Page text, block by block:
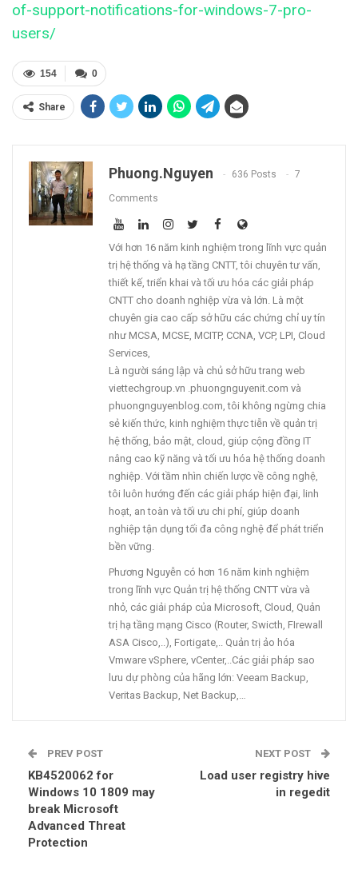
of-support-notifications-for-windows-7-pro-
users/
0
154
Share
Phuong.nguyen 636 Posts 7
Comments
Với hơn 16 năm kinh nghiệm trong lĩnh vực quản
trị hệ thống và hạ tầng CNTT, tôi chuyên tư vấn,
thiết kế, triển khai và tối ưu hóa các giải pháp
CNTT cho doanh nghiệp vừa và lớn. Là một
chuyên gia cao cấp sở hữu các chứng chỉ uy tín
như MCSA, MCSE, MCITP, CCNA, VCP, LPI, Cloud
Services,
Là người sáng lập và chủ sở hữu trang web
viettechgroup.vn .phuongnguyenit.com và
phuongnguyenblog.com, tôi không ngừng chia
sẻ kiến thức, kinh nghiệm thực tiễn về quản trị
hệ thống, bảo mật, cloud, giúp cộng đồng IT
nâng cao kỹ năng và tối ưu hóa hệ thống doanh
nghiệp. Với tầm nhìn chiến lược về công nghệ,
tôi luôn hướng đến các giải pháp hiện đại, linh
hoạt, an toàn và tối ưu chi phí, giúp doanh
nghiệp tận dụng tối đa công nghệ để phát triển
bền vững.
Phương Nguyễn có hơn 16 năm kinh nghiệm
trong lĩnh vực Quản trị hệ thống CNTT vừa và
nhỏ, các giải pháp của Microsoft, Cloud, Quản
trị hạ tầng mạng Cisco (Router, Swicth, FIrewall
ASA Cisco,..), Fortigate,.. Quản trị ảo hóa
Vmware vSphere, vCenter,..Các giải pháp sao
lưu dự phòng của hãng lớn: Veeam Backup,
Veritas Backup, Net Backup,…
PREV POST
KB4520062 for
Windows 10 1809 may
break Microsoft
Advanced Threat
Protection
NEXT POST
Load user registry hive
in regedit